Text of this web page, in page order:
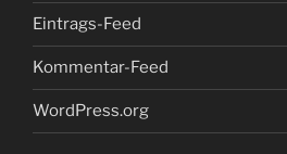
Eintrags-Feed
Kommentar-Feed
WordPress.org